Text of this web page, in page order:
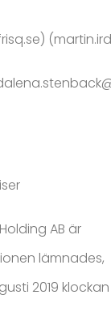
AB är
lämnades,
2019 klockan